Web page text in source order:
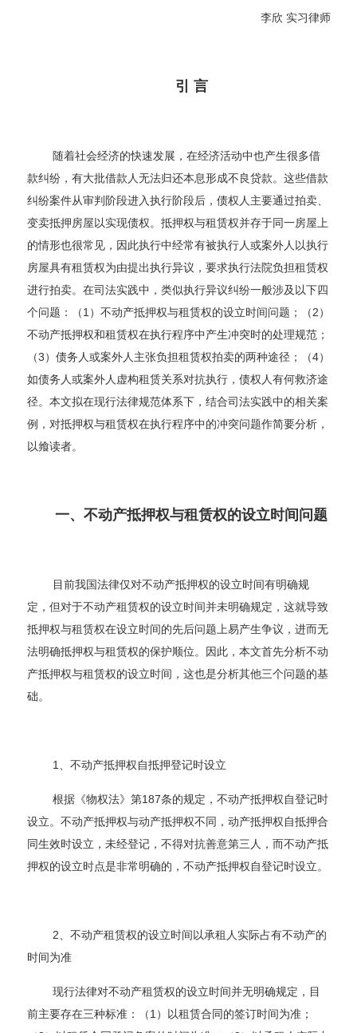
李欣 实习律师
引 言
随着社会经济的快速发展，在经济活动中也产生很多借
款纠纷，有大批借款人无法归还本息形成不良贷款。这些借款
纠纷案件从审判阶段进入执行阶段后，债权人主要通过拍卖、
变卖抵押房屋以实现债权。抵押权与租赁权并存于同一房屋上
的情形也很常见，因此执行中经常有被执行人或案外人以执行
房屋具有租赁权为由提出执行异议，要求执行法院负担租赁权
进行拍卖。在司法实践中，类似执行异议纠纷一般涉及以下四
个问题：（1）不动产抵押权与租赁权的设立时间问题；（2）
不动产抵押权和租赁权在执行程序中产生冲突时的处理规范；
（3）债务人或案外人主张负担租赁权拍卖的两种途径；（4）
如债务人或案外人虚构租赁关系对抗执行，债权人有何救济途
径。本文拟在现行法律规范体系下，结合司法实践中的相关案
例，对抵押权与租赁权在执行程序中的冲突问题作简要分析，
以飨读者。
一、不动产抵押权与租赁权的设立时间问题
目前我国法律仅对不动产抵押权的设立时间有明确规
定，但对于不动产租赁权的设立时间并未明确规定，这就导致
抵押权与租赁权在设立时间的先后问题上易产生争议，进而无
法明确抵押权与租赁权的保护顺位。因此，本文首先分析不动
产抵押权与租赁权的设立时间，这也是分析其他三个问题的基
础。
1、不动产抵押权自抵押登记时设立
根据《物权法》第187条的规定，不动产抵押权自登记时
设立。不动产抵押权与动产抵押权不同，动产抵押权自抵押合
同生效时设立，未经登记，不得对抗善意第三人，而不动产抵
押权的设立时点是非常明确的，不动产抵押权自登记时设立。
2、不动产租赁权的设立时间以承租人实际占有不动产的
时间为准
现行法律对不动产租赁权的设立时间并无明确规定，目
前主要存在三种标准：（1）以租赁合同的签订时间为准；